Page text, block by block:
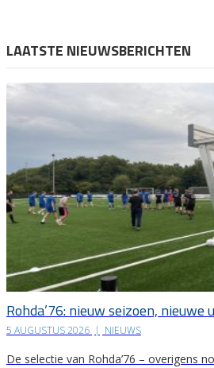
LAATSTE NIEUWSBERICHTEN
Rohda’76: nieuw seizoen, nieuwe
5 AUGUSTUS 2026 | NIEUWS
De selectie van Rohda’76 – overigens